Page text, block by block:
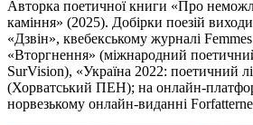
Авторка поетичної книги «Про
каміння» (2025). Добірки поезій
«Дзвін», квебекському журналі
«Вторгнення» (міжнародний
SurVision), «Україна 2022: поетичний
(Хорватський ПЕН); на онлайн-
норвезькому онлайн-виданні